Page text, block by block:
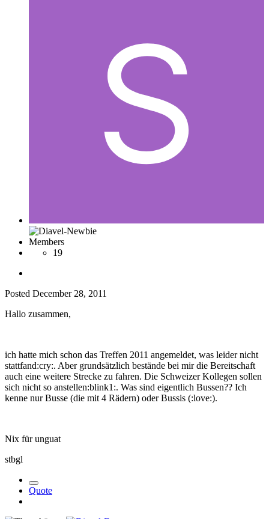
Members
19
Posted December 28, 2011
Hallo zusammen,
ich hatte mich schon das Treffen 2011 angemeldet, was leider nicht
stattfand:cry:. Aber grundsätzlich bestände bei mir die Bereitschaft
auch eine weitere Strecke zu fahren. Die Schweizer Kollegen sollen
sich nicht so anstellen:blink1:. Was sind eigentlich Bussen?? Ich
kenne nur Busse (die mit 4 Rädern) oder Bussis (:love:).
Nix für unguat
stbgl
Quote